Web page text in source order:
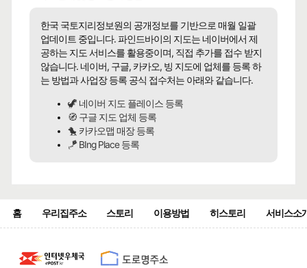
한국 국토지리정보원의 공개정보를 기반으로 매월 일괄
업데이트 중입니다. 파인드바이의 지도는 네이버에서 제
공하는 지도 서비스를 활용중이며, 직접 추가를 접수 받지
않습니다. 네이버, 구글, 카카오, 빙 지도에 업체를 등록 하
는 방법과 사업장 등록 공식 접수처는 아래와 같습니다.
🦖 네이버 지도 플레이스 등록
🧭 구글 지도 업체 등록
🐤 카카오맵 매장 등록
🪁 BIng Place 등록
홈 우리집주소 스토리 이용방법 히스토리 서비스소